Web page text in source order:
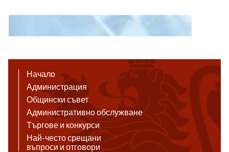
Начало
Администрация
Общински съвет
Административно обслужване
Търгове и конкурси
Най-често срещани
въпроси и отговори